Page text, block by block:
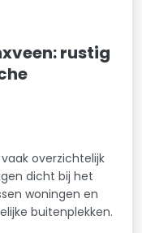
rustig
overzichtelijk
dicht bij het
woningen en
buitenplekken.